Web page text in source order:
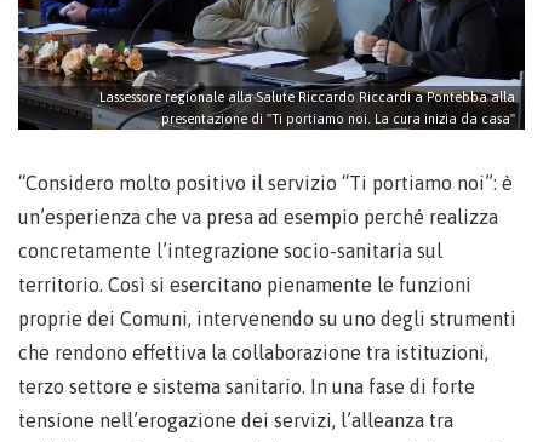
Lassessore regionale alla Salute Riccardo Riccardi a Pontebba alla
presentazione di "Ti portiamo noi. La cura inizia da casa"
“Considero molto positivo il servizio “Ti portiamo noi”: è
un’esperienza che va presa ad esempio perché realizza
concretamente l’integrazione socio-sanitaria sul
territorio. Così si esercitano pienamente le funzioni
proprie dei Comuni, intervenendo su uno degli strumenti
che rendono effettiva la collaborazione tra istituzioni,
terzo settore e sistema sanitario. In una fase di forte
tensione nell’erogazione dei servizi, l’alleanza tra